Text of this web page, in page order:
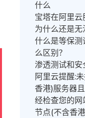
什么
宝塔在阿里云
为什么还是无
什么是等保
么区别？
渗透测试和安
阿里云提醒:
香港)服务器
经检查您的网
节点(不含香